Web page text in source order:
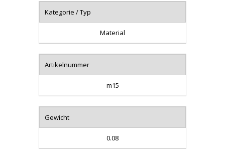
Kategorie / Typ
Material
Artikelnummer
m15
Gewicht
0.08